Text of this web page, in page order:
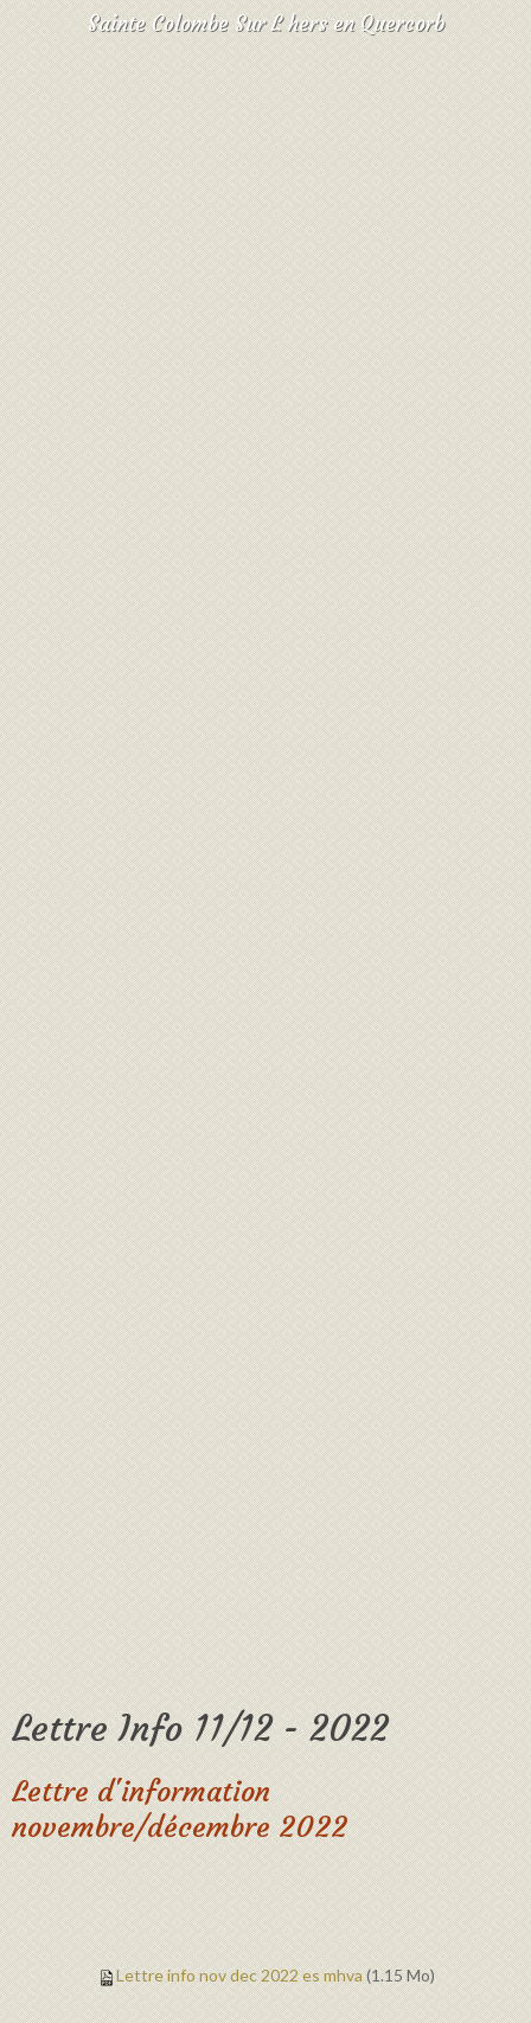
Sainte Colombe Sur L hers en Quercorb
Lettre Info 11/12 - 2022
Lettre d'information
novembre/décembre 2022
Lettre info nov dec 2022 es mhva(1.15 Mo)